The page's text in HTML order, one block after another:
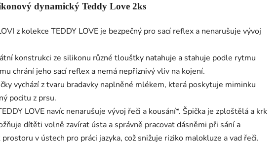
dynamický Teddy Love 2ks
z kolekce TEDDY LOVE je bezpečný pro sací reflex a nenarušuje vývoj
konstrukci ze silikonu různé tloušťky natahuje a stahuje podle rytmu
chrání jeho sací reflex a nemá nepříznivý vliv na kojení.
vychází z tvaru bradavky naplněné mlékem, která poskytuje miminku
pocitu z prsu.
LOVE navíc nenarušuje vývoj řeči a kousání*. Špička je zploštělá a krk
dítěti volně zavírat ústa a správně pracovat dásněmi při sání a
v ústech pro práci jazyka, což snižuje riziko malokluze a vad řeči.